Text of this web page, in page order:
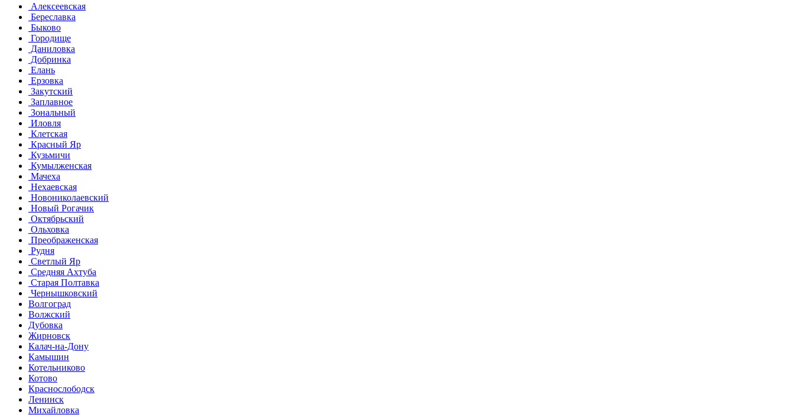
Алексеевская
Береславка
Быково
Городище
Даниловка
Добринка
Елань
Ерзовка
Закутский
Заплавное
Зональный
Иловля
Клетская
Красный Яр
Кузьмичи
Кумылженская
Мачеха
Нехаевская
Новониколаевский
Новый Рогачик
Октябрьский
Ольховка
Преображенская
Рудня
Светлый Яр
Средняя Ахтуба
Старая Полтавка
Чернышковский
Волгоград
Волжский
Дубовка
Жирновск
Калач-на-Дону
Камышин
Котельниково
Котово
Краснослободск
Ленинск
Михайловка